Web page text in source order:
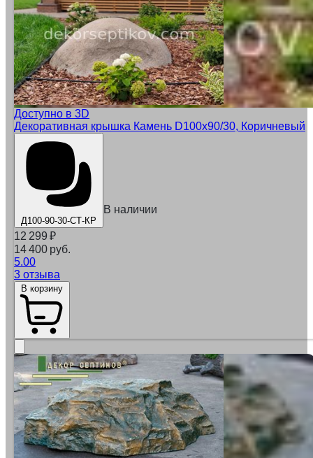
Доступно в 3D
Декоративная крышка Камень D100x90/30, Коричневый
Д100-90-30-СТ-КР
В наличии
12 299 ₽
14 400 руб.
5.00
3 отзыва